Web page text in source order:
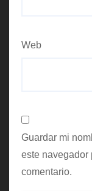
Web
Guardar mi
este navegador
comentario.